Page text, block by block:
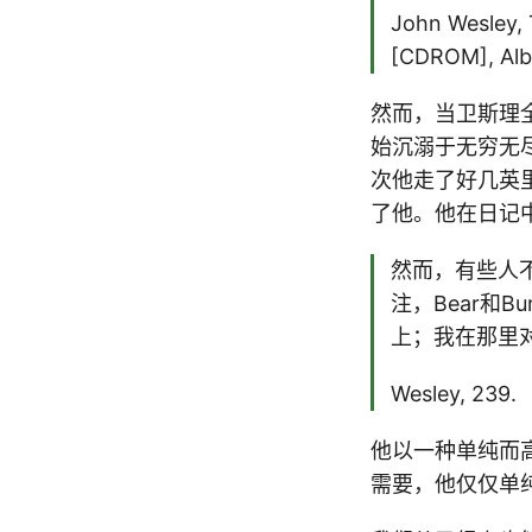
John Wesley,
[CDROM],
然而，当卫斯理
始沉溺于无穷无
次他走了好几英
了他。他在日记
然而，有些人
注，Bear和
上；我在那
Wesley, 239.
他以一种单纯而
需要，他仅仅单